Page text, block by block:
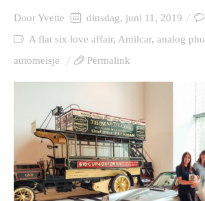
DoorYvette dinsdag, juni 11, 2019
A flat six love affair, Amilcar, analog
automeisje
Permalink